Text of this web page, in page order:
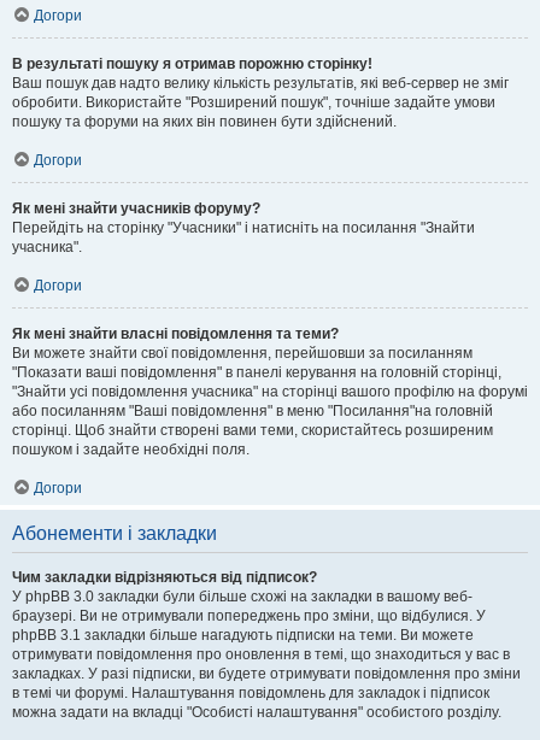
Догори
В результаті пошуку я отримав порожню сторінку!
Ваш пошук дав надто велику кількість результатів, які веб-сервер не зміг
обробити. Використайте "Розширений пошук", точніше задайте умови
пошуку та форуми на яких він повинен бути здійснений.
Догори
Як мені знайти учасників форуму?
Перейдіть на сторінку "Учасники" і натисніть на посилання "Знайти
учасника".
Догори
Як мені знайти власні повідомлення та теми?
Ви можете знайти свої повідомлення, перейшовши за посиланням
"Показати ваші повідомлення" в панелі керування на головній сторінці,
"Знайти усі повідомлення учасника" на сторінці вашого профілю на форумі
або посиланням "Ваші повідомлення" в меню "Посилання"на головній
сторінці. Щоб знайти створені вами теми, скористайтесь розширеним
пошуком і задайте необхідні поля.
Догори
Абонементи і закладки
Чим закладки відрізняються від підписок?
У phpBB 3.0 закладки були більше схожі на закладки в вашому веб-
браузері. Ви не отримували попереджень про зміни, що відбулися. У
phpBB 3.1 закладки більше нагадують підписки на теми. Ви можете
отримувати повідомлення про оновлення в темі, що знаходиться у вас в
закладках. У разі підписки, ви будете отримувати повідомлення про зміни
в темі чи форумі. Налаштування повідомлень для закладок і підписок
можна задати на вкладці "Особисті налаштування" особистого розділу.